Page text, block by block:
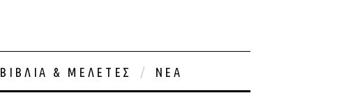
ΒΙΒΛΊΑ & ΜΕΛΈΤΕΣ ΝΈΑ